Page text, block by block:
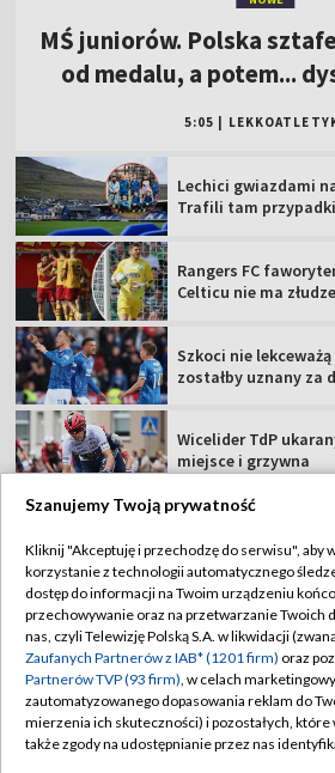
Rangers FC
Celticu nie ma
Szkoci nie
Wicelider TdP
Lech musi uważać. KI
Abonament
Sklep TVP
Biuro
Oferta
Telegazeta
Regulamin
Polityka
Moje zgody
Biuro reklamy
Kontakt
Szanujemy Twoją prywatność
Kliknij "Akceptuję i przechodzę do serwisu", aby
korzystanie z technologii automatycznego
dostęp do informacji na Twoim urządzeniu
przechowywanie oraz na przetwarzanie Twoich
nas, czyli Telewizję Polską S.A. w likwidacji
Zaufanych Partnerów z IAB* (1201 firm) oraz
Partnerów TVP (93 firm), w celach
zautomatyzowanego dopasowania reklam do
mierzenia ich skuteczności) i pozostałych, które
także zgody na udostępnianie przez nas